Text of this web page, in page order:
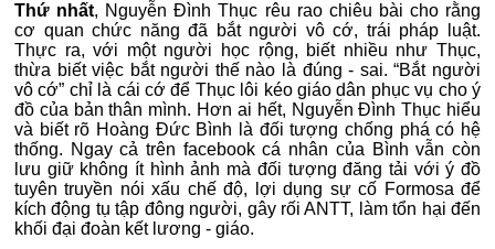
Thứ nhất, Nguyễn Đình Thục rêu rao chiêu bài cho rằng
cơ quan chức năng đã bắt người vô cớ, trái pháp luật.
Thực ra, với một người học rộng, biết nhiều như Thục,
thừa biết việc bắt người thế nào là đúng - sai. “Bắt người
vô cớ” chỉ là cái cớ để Thục lôi kéo giáo dân phục vụ cho ý
đồ của bản thân mình. Hơn ai hết, Nguyễn Đình Thục hiểu
và biết rõ Hoàng Đức Bình là đối tượng chống phá có hệ
thống. Ngay cả trên facebook cá nhân của Bình vẫn còn
lưu giữ không ít hình ảnh mà đối tượng đăng tải với ý đồ
tuyên truyền nói xấu chế độ, lợi dụng sự cố Formosa để
kích động tụ tập đông người, gây rối ANTT, làm tổn hại đến
khối đại đoàn kết lương - giáo.